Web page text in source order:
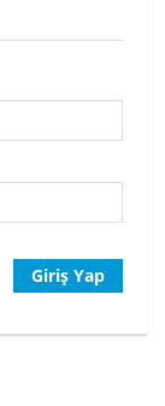
Giriş Yap